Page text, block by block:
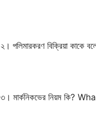
২। পলিমারকরণ বিক্রিয়া কাকে
৩। মার্কনিকভের নিয়ম কি?